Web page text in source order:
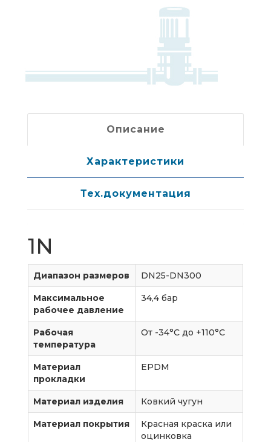
Описание
Характеристики
Тех.документация
1N
Диапазон размеров DN25-DN300
Максимальное
рабочее давление
34,4 бар
Рабочая
температура
От -34°С до +110°С
Материал
прокладки
EPDM
Материал изделия Ковкий чугун
Материал покрытия
Красная краска или
оцинковка